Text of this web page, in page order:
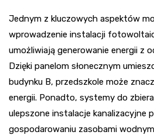
Jednym z kluczowych aspektów
wprowadzenie instalacji
umożliwiają generowanie energii z
Dzięki panelom słonecznym
budynku B, przedszkole może
energii. Ponadto, systemy do
ulepszone instalacje kanalizacyjne
gospodarowaniu zasobami